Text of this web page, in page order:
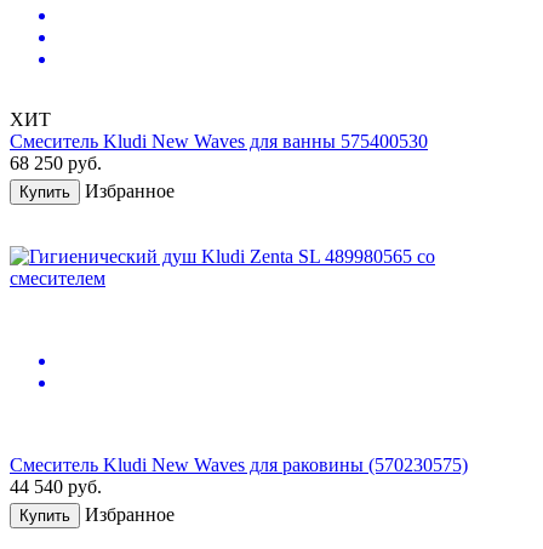
ХИТ
Смеситель Kludi New Waves для ванны 575400530
68 250 руб.
Купить Избранное
Смеситель Kludi New Waves для раковины (570230575)
44 540 руб.
Купить Избранное